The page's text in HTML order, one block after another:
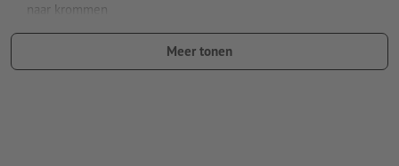
naar krommen
Meer tonen